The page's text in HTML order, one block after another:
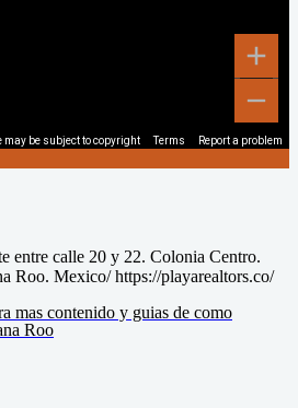
may be subject to copyright Terms Report a problem
entre calle 20 y 22. Colonia Centro.
Roo. Mexico/ https://playarealtors.co/
mas contenido y guias de como
Roo